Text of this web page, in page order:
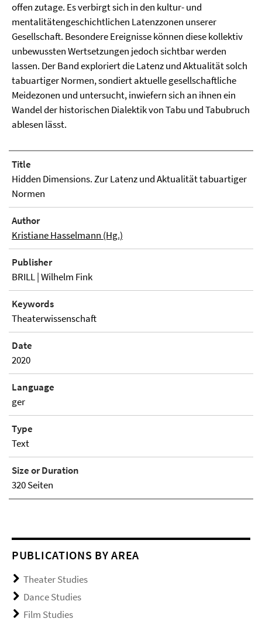
offen zutage. Es verbirgt sich in den kultur- und
mentalitätengeschichtlichen Latenzzonen unserer
Gesellschaft. Besondere Ereignisse können diese kollektiv
unbewussten Wertsetzungen jedoch sichtbar werden
lassen. Der Band exploriert die Latenz und Aktualität solch
tabuartiger Normen, sondiert aktuelle gesellschaftliche
Meidezonen und untersucht, inwiefern sich an ihnen ein
Wandel der historischen Dialektik von Tabu und Tabubruch
ablesen lässt.
Title
Hidden Dimensions. Zur Latenz und Aktualität tabuartiger
Normen
Author
Kristiane Hasselmann (Hg.)
Publisher
BRILL | Wilhelm Fink
Keywords
Theaterwissenschaft
Date
2020
Language
ger
Type
Text
Size or Duration
320 Seiten
PUBLICATIONS BY AREA
Theater Studies
Dance Studies
Film Studies